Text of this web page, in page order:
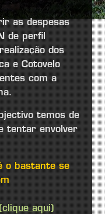
as despesas
de perfil
dos
e Cotovelo
com a
temos de
tentar envolver
o bastante se
aqui)